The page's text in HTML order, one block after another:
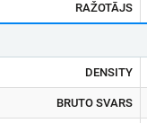
RAŽOTĀJS
DENSITY
BRUTO SVARS